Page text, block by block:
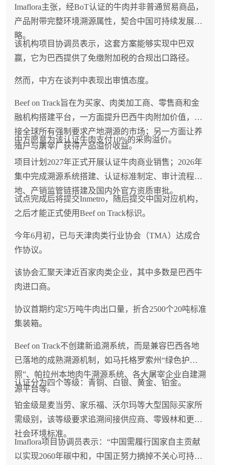
Imaflora主张，经BoT认证的牛肉并非普通贸易商品，
产品附带完整环境溯源属性，契合中国可持续发展战
略。
该机构项目协调员表示，这套方案能够实现中巴双
赢，它为巴西提供了免缴附加税的合规出口路径。
然而，中方在谈判中表现出审慎态度。
Beef on Track旨在为买家、肉类加工商、零售商和金
融机构搭建平台，一方面提升巴西牛肉附加价值，对
接全球所有强制要求产地溯源的市场；另一方面让养
殖户与屠宰厂获得产品溢价收益。
中方愿意为该认证牛肉支付10%的采购溢价。
项目计划2027年正式开展认证牛肉商业销售；2026年
集中完成溯源系统搭建、认证标准制定、审计流程落
地、产销监管链搭建及国内外官方资质审批。
试点完成后将提交Inmetro，随后提交中国对应机构，
之后才能正式使用Beef on Track标识。
今年6月初，已与天津肉类行业协会（TMA）达成合
作协议。
该协会汇聚天津近百家肉类企业，其中多数是巴西牛
肉进口商。
协议首期约定5万吨牛肉出口量，折合2500个20吨标准
集装箱。
Beef on Track不创建新追溯系统，而是兼容巴西各地
已落地的成熟溯源机制，如马托格罗索州“绿色护
照”、帕拉州本地肉牛溯源系统、各大屠宰企业自建溯
源平台等。
认证分为四个等级：青铜、白银、黄金、铂金。
铂金级是麦当劳、家乐福、沃尔玛等大型国际买家所
需级别，该等级要求追溯间接供应商、零毁林和更高
社会环境标准。
Imaflora项目协调员表示：“中国需履行国家自主贡献
以实现2060年碳中和，中国正努力摘掉不关心可持续